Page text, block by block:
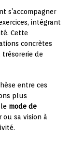
s’accompagner
intégrant
Cette
concrètes
de
entre ces
plus
mode de
ou sa vision à